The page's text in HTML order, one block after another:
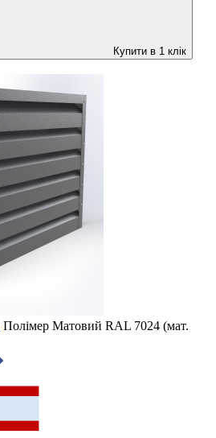
Купити в 1 клік
Полімер Матовий RAL 7024 (мат.